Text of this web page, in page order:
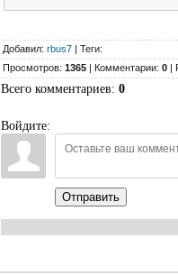
Добавил: rbus7 | Теги:
Просмотров: 1365 | Комментарии: 0 |
Всего комментариев: 0
Войдите:
Отправить